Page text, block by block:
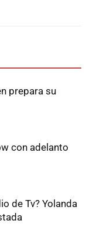
prepara su
con adelanto
de Tv? Yolanda